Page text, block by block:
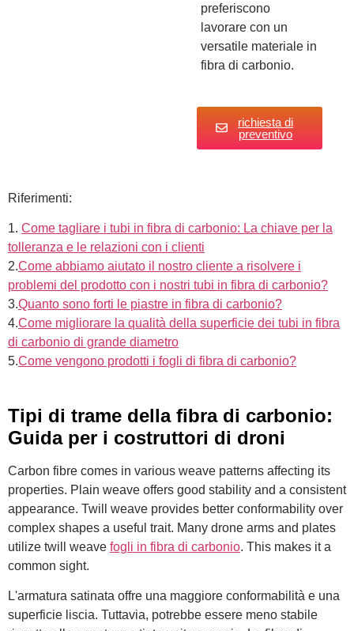
preferiscono
lavorare con un
versatile materiale in
fibra di carbonio.
richiesta di
preventivo
Riferimenti:
1. Come tagliare i tubi in fibra di carbonio: La chiave per la
tolleranza e le relazioni con i clienti
2.Come abbiamo aiutato il nostro cliente a risolvere i
problemi del prodotto con i nostri tubi in fibra di carbonio?
3.Quanto sono forti le piastre in fibra di carbonio?
4.Come migliorare la qualità della superficie dei tubi in fibra
di carbonio di grande diametro
5.Come vengono prodotti i fogli di fibra di carbonio?
Tipi di trame della fibra di carbonio:
Guida per i costruttori di droni
Carbon fibre comes in various weave patterns affecting its
properties. Plain weave offers good stability and a consistent
appearance. Twill weave provides better conformability over
complex shapes a useful trait. Many drone arms and plates
utilize twill weave fogli in fibra di carbonio. This makes it a
common sight.
L'armatura satinata offre una maggiore conformabilità e una
superficie liscia. Tuttavia, potrebbe essere meno stabile